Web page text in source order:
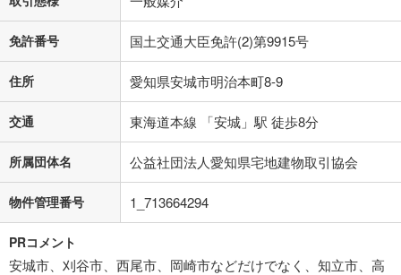
免許番号 国土交通大臣免許(2)第9915号
住所 愛知県安城市明治本町8-9
交通 東海道本線 「安城」駅 徒歩8分
所属団体名 公益社団法人愛知県宅地建物取引協会
物件管理番号 1_713664294
PRコメント
安城市、刈谷市、西尾市、岡崎市などだけでなく、知立市、高